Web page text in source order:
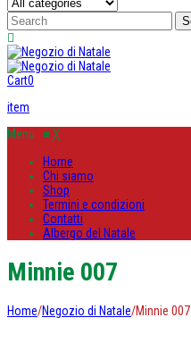
Cart0
item
Menu ≡╳
Home
Chi siamo
Shop
Termini e condizioni
Contatti
Albergo del Natale
Minnie 007
Home/Negozio di Natale/Minnie 007